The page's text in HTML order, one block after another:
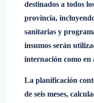
destinados a todos
provincia,
sanitarias y
insumos serán
internación como
La planificación
de seis meses,